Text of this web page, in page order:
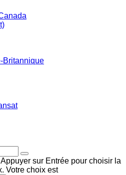
Britannique
sur Entrée pour choisir la
Votre choix est